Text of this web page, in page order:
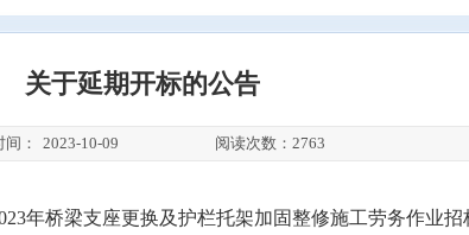
关于延期开标的公告
： 2023-10-09 阅读次数： 2763
年桥梁支座更换及护栏托架加固整修施工劳务作业